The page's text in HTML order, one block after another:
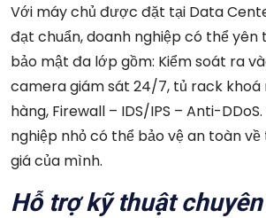
Với máy chủ được đặt tại Data
đạt chuẩn, doanh nghiệp có thể yên
bảo mật đa lớp gồm: Kiểm soát ra
camera giám sát 24/7, tủ rack
hàng, Firewall – IDS/IPS – Anti-
nghiệp nhỏ có thể bảo vệ an toàn về
giá của mình.
Hỗ trợ kỹ thuật